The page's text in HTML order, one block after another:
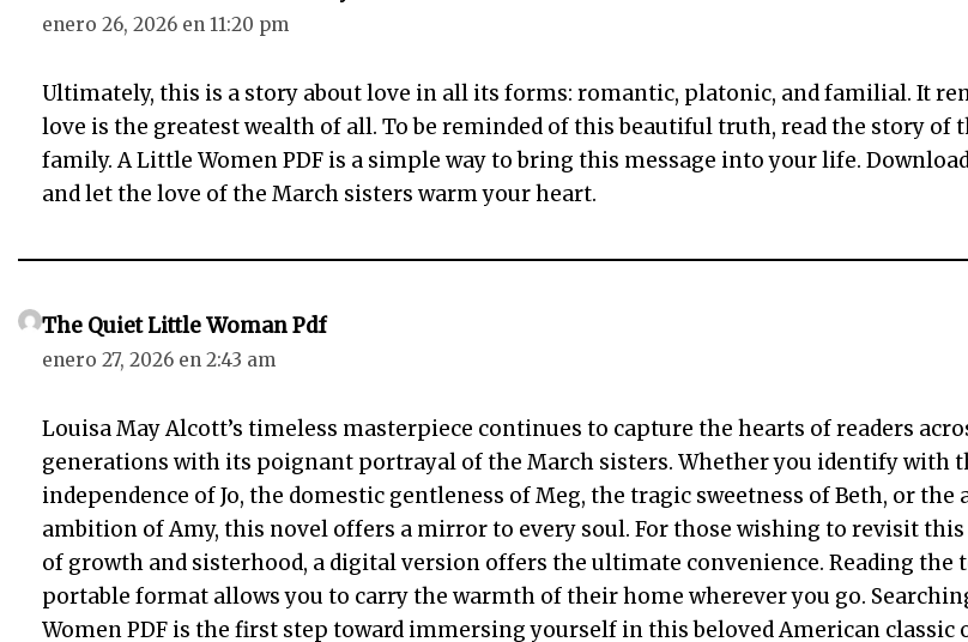
enero 26, 2026 en 11:20 pm
Ultimately, this is a story about love in all its forms: romantic, platonic, and familial. It
love is the greatest wealth of all. To be reminded of this beautiful truth, read the story of
family. A Little Women PDF is a simple way to bring this message into your life.
and let the love of the March sisters warm your heart.
The Quiet Little Woman Pdf
enero 27, 2026 en 2:43 am
Louisa May Alcott’s timeless masterpiece continues to capture the hearts of readers
generations with its poignant portrayal of the March sisters. Whether you identify with
independence of Jo, the domestic gentleness of Meg, the tragic sweetness of Beth, or the
ambition of Amy, this novel offers a mirror to every soul. For those wishing to revisit this
of growth and sisterhood, a digital version offers the ultimate convenience. Reading the
portable format allows you to carry the warmth of their home wherever you go.
Women PDF is the first step toward immersing yourself in this beloved American classic